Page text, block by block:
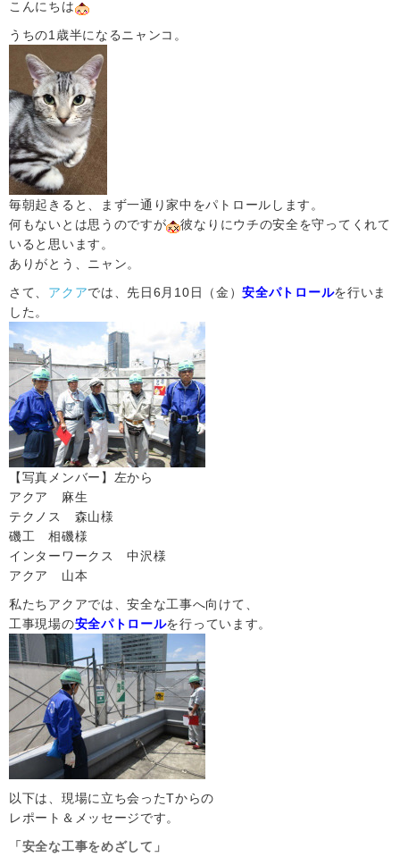
c
e
b
o
o
k
こんにちは
うちの1歳半になるニャンコ。
毎朝起きると、まず一通り家中をパトロールします。
何もないとは思うのですが
彼なりにウチの安全を守ってくれて
いると思います。
ありがとう、ニャン。
さて、 アクアでは、先日6月10日（金）安全パトロールを行いま
した。
【写真メンバー】左から
アクア 麻生
テクノス 森山様
磯工 相磯様
インターワークス 中沢様
アクア 山本
私たちアクアでは、安全な工事へ向けて、
工事現場の安全パトロールを行っています。
以下は、現場に立ち会ったTからの
レポート＆メッセージです。
「安全な工事をめざして」